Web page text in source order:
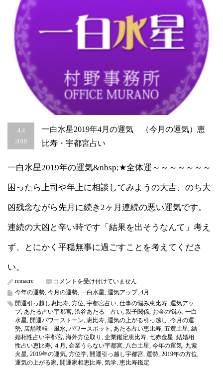
い
4.4
2019
一白水星2019年4月の運気 （今月の運気）恵
比寿・宇都宮占い
一白水星2019年の運気&nbsp;★全体運～～～～～～～
困ったら上司や年上に相談してみようの大吉、のち大
凶残念ながら先月に続き2ヶ月連続の悪い運気です。
連続の大凶と辛い時です「結果を出そうなんて」考え
ず、とにかく平穏無事に過ごすことを考えてくださ
い。
remacre
一
白
星
2019
年
4
月
の
運
気
コメントを受け付けていません
今年の運勢, 今月の運勢, 一白水星, 運気アップ, 4月
開運引っ越し恵比寿, 方位, 宇都宮占い, 仕事の悩み恵比寿, 運気アッ
プ, あたる占い宇都宮, 渋谷あたる 占い, 親子関係, お金の悩み, 一白
水星, 開運パワーストーン, 恵比寿, 運気の上がる引っ越し, 今月の運
勢, 店舗移転 風水, パワースポット , あたる占い恵比寿, 五黄土星, 結
婚相性占い宇都宮, 海外方位取り , 企業鑑定恵比寿, 七赤金星, 結婚相
性占い恵比寿, ４月 , 企業うらない宇都宮, 八白土星, 今年の運気, 九紫
火星, 2019年の運気, 方位学, 開運引っ越し宇都宮, 運勢, 2019年の方位,
運気の上がる家, 開運家相恵比寿, 気学, 恵比寿鑑定